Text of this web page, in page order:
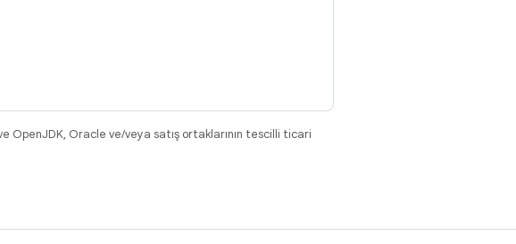
OpenJDK, Oracle ve/veya satış ortaklarının tescilli ticari